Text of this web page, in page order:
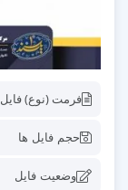
فرمت (نوع) فایل
حجم فایل ها
وضعیت فایل